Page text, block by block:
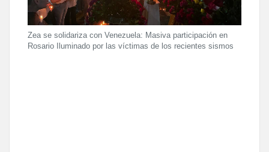
Zea se solidariza con Venezuela: Masiva participación en
Rosario Iluminado por las víctimas de los recientes sismos